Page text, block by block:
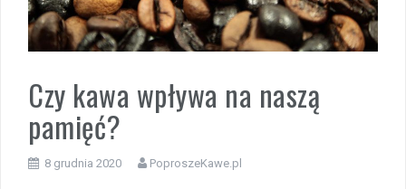
Czy kawa wpływa na naszą
pamięć?
8 grudnia 2020 PoproszeKawe.pl